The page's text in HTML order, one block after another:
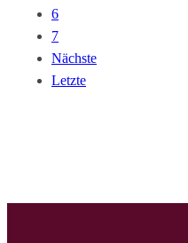
6
7
Nächste
Letzte